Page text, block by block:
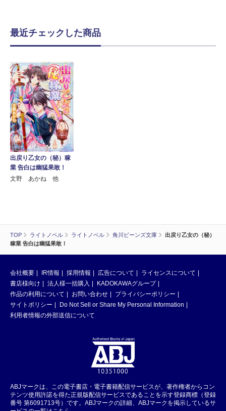
TOP ライトノベル ライトノベル 角川ビーンズ文庫
出戻り乙女の（秘）
稼業 告白は幽猛果敢！
最近チェックした商品
出戻り乙女の（秘）稼
業 告白は幽猛果敢！
文野 あかね 他
会社概要 IR情報 採用情報 広告について
ライセンスについて
書店様向け
法人様一括購入
KADOKAWAグループ
作品の利用について
お問い合わせ
プライバシーポリシー
サイトポリシー
Do Not Sell or Share My Personal Information
利用者情報の外部送信について
ABJマークは、この電子書店・電子書籍配信サービスが、著作権者からコン
テンツ使用許諾を得た正規版配信サービスであることを示す登録商標（登録
番号 第6091713号）です。ABJマークの詳細、ABJマークを掲示しているサ